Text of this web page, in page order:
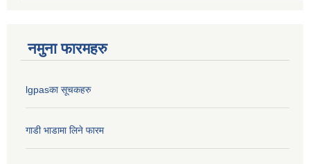
नमुना फारमहरु
lgpasका सूचकहरु
गाडी भाडामा लिने फारम